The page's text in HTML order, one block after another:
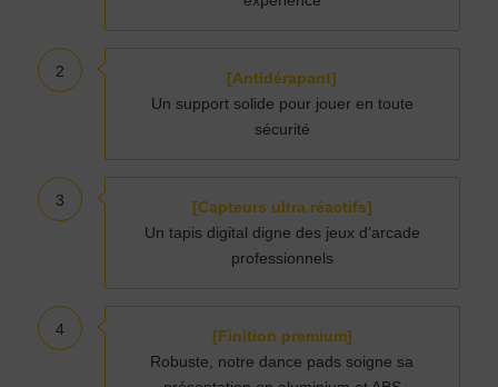
2
[Antidérapant]
Un support solide pour jouer en toute
sécurité
3
[Capteurs ultra réactifs]
Un tapis digital digne des jeux d’arcade
professionnels
4
[Finition premium]
Robuste, notre dance pads soigne sa